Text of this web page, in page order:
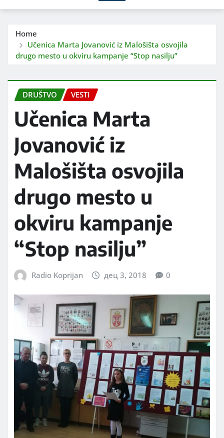
Home
Učenica Marta Jovanović iz Malošišta osvojila
drugo mesto u okviru kampanje “Stop nasilju”
DRUŠTVO VESTI
Učenica Marta
Jovanović iz
Malošišta osvojila
drugo mesto u
okviru kampanje
“Stop nasilju”
Radio Koprijan дец 3, 2018 0